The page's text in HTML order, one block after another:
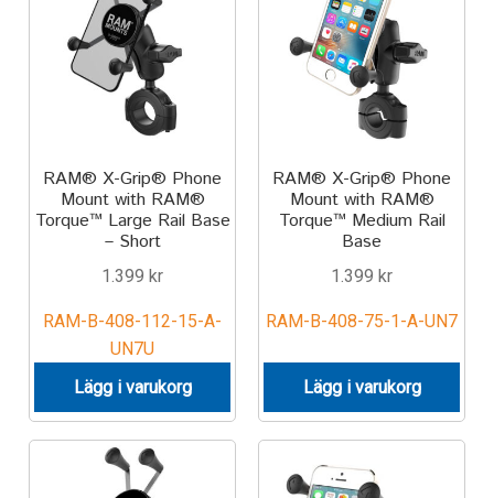
Motorcycle
Off-road Vehicle
Scooter
Vehicle Type
Stand-Up Paddleboard
Wheelchair
RAM® X-Grip® Phone
Mount with RAM®
Torque™ Large Rail Base
– Short
1.399 kr
RAM-B-408-112-15-A-
UN7U
Lägg i varukorg
RAM® X-Grip® Phone
Mount with RAM®
Torque™ Medium Rail
Base
1.399 kr
RAM-B-408-75-1-A-UN7
Lägg i varukorg